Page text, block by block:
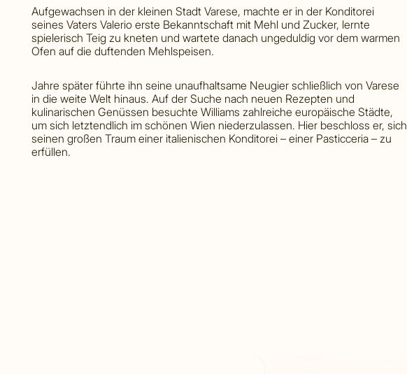
Aufgewachsen in der kleinen Stadt Varese, machte er in der Konditorei
seines Vaters Valerio erste Bekanntschaft mit Mehl und Zucker, lernte
spielerisch Teig zu kneten und wartete danach ungeduldig vor dem warmen
Ofen auf die duftenden Mehlspeisen.
Jahre später führte ihn seine unaufhaltsame Neugier schließlich von Varese
in die weite Welt hinaus. Auf der Suche nach neuen Rezepten und
kulinarischen Genüssen besuchte Williams zahlreiche europäische Städte,
um sich letztendlich im schönen Wien niederzulassen. Hier beschloss er, sich
seinen großen Traum einer italienischen Konditorei – einer Pasticceria – zu
erfüllen.